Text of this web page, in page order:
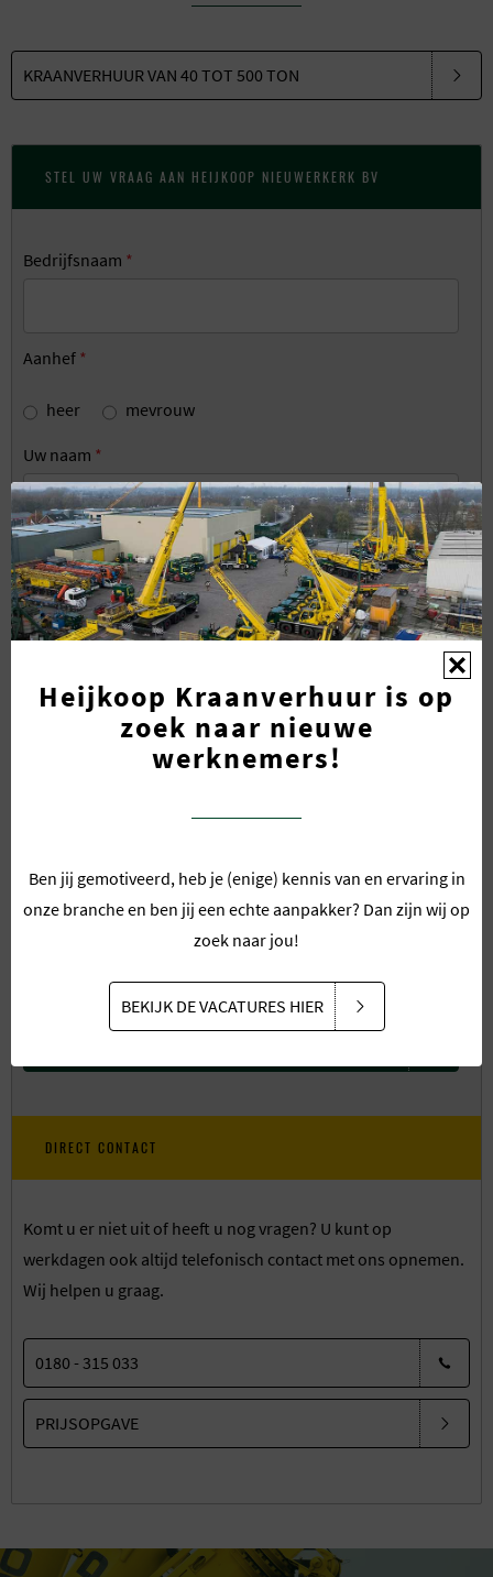
KRAANVERHUUR VAN 40 TOT 500 TON
STEL UW VRAAG AAN HEIJKOOP NIEUWERKERK BV
Bedrijfsnaam *
Aanhef *
heer mevrouw
Uw naam *
Telefoon*
DIRECT CONTACT
Komt u er niet uit of heeft u nog vragen? U kunt op
werkdagen ook altijd telefonisch contact met ons opnemen.
Wij helpen u graag.
0180 - 315 033
PRIJSOPGAVE
Heijkoop Kraanverhuur is op
zoek naar nieuwe
werknemers!
Ben jij gemotiveerd, heb je (enige) kennis van en ervaring in
onze branche en ben jij een echte aanpakker? Dan zijn wij op
zoek naar jou!
BEKIJK DE VACATURES HIER